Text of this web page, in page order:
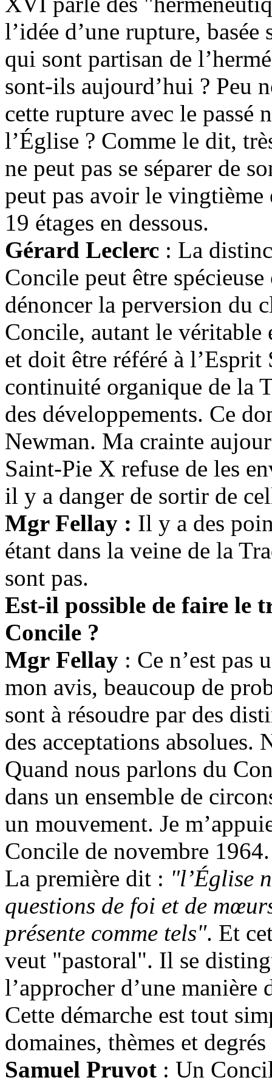
l’idée d’une rupture,
qui sont partisan de
sont-ils aujourd’hui ? Peu
cette rupture avec le passé
l’Église ? Comme le dit,
ne peut pas se séparer de
peut pas avoir le vingtième
19 étages en dessous.
Gérard Leclerc : La
Concile peut être
dénoncer la perversion du
Concile, autant le
et doit être référé à
continuité organique de la
des développements. Ce
Newman. Ma crainte
Saint-Pie X refuse de les
il y a danger de sortir de
Mgr Fellay : Il y a des
étant dans la veine de la
sont pas.
Est-il possible de faire le
Concile ?
Mgr Fellay : Ce n’est pas
mon avis, beaucoup de
sont à résoudre par des
des acceptations absolues.
Quand nous parlons du
dans un ensemble de
un mouvement. Je
Concile de novembre
La première dit : "l’Église
questions de foi et de
présente comme tels". Et
veut "pastoral". Il se
l’approcher d’une
Cette démarche est tout
domaines, thèmes et
Samuel Pruvot : Un